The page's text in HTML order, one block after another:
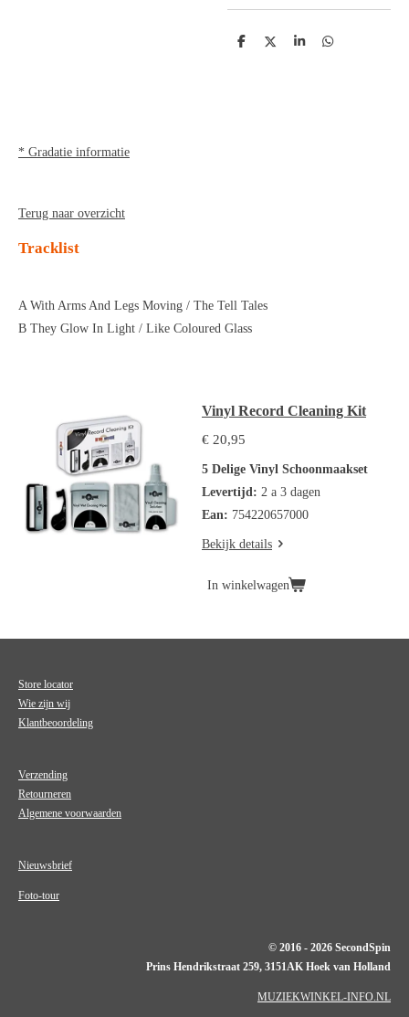
D
D
S
D
* Gradatie informatie
Terug naar overzicht
Tracklist
A With Arms And Legs Moving / The Tell Tales
B They Glow In Light / Like Coloured Glass
Vinyl Record Cleaning Kit
€ 20,95
5 Delige Vinyl Schoonmaakset
Levertijd: 2 a 3 dagen
Ean: 754220657000
Bekijk details
In winkelwagen
Store locator
Wie zijn wij
Klantbeoordeling
Verzending
Retourneren
Algemene voorwaarden
Nieuwsbrief
Foto-tour
© 2016 - 2026 SecondSpin
Prins Hendrikstraat 259, 3151AK Hoek van Holland
MUZIEKWINKEL-INFO.NL